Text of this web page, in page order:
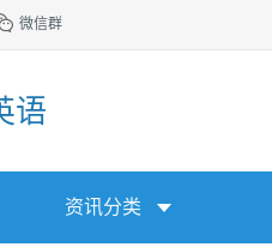
微信群
语
资讯分类